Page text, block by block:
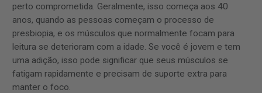
perto comprometida. Geralmente, isso começa aos 40
anos, quando as pessoas começam o processo de
presbiopia, e os músculos que normalmente focam para
leitura se deterioram com a idade. Se você é jovem e tem
uma adição, isso pode significar que seus músculos se
fatigam rapidamente e precisam de suporte extra para
manter o foco.